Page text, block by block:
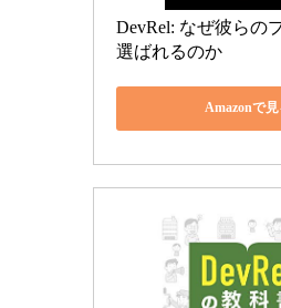
DevRel: なぜ彼らの
選ばれるのか
Amazonで見